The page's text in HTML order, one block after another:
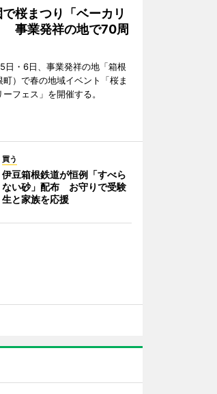
桜まつり「ベーカリ
事業発祥の地で70周
日・6日、事業発祥の地「箱根
）で春の地域イベント「桜ま
フェス」を開催する。
買う
伊豆箱根鉄道が恒例「すべら
ない砂」配布 お守りで受験
生と家族を応援